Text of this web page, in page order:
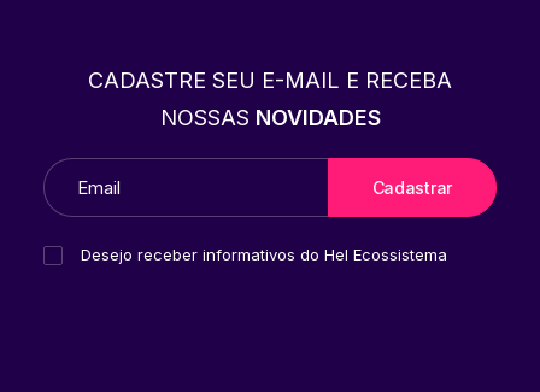
CADASTRE SEU E-MAIL E RECEBA
NOSSAS NOVIDADES
Desejo receber informativos do Hel Ecossistema